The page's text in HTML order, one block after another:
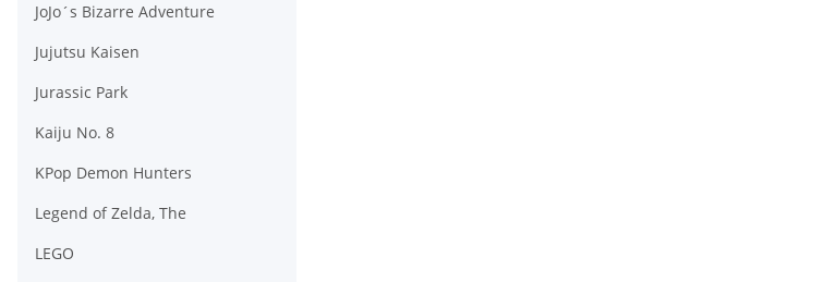
JoJo´s Bizarre Adventure
Jujutsu Kaisen
Jurassic Park
Kaiju No. 8
KPop Demon Hunters
Legend of Zelda, The
LEGO